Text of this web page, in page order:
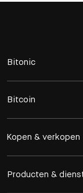
Bitonic
Bitcoin
Kopen & verkopen
Producten &